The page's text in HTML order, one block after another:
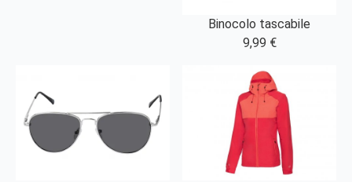
Binocolo tascabile
9,99 €